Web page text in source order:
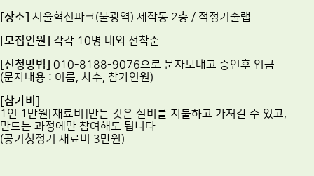
[장소] 서울혁신파크(불광역) 제작동 2층 / 적정기술랩
[모집인원] 각각 10명 내외 선착순
[신청방법] 010-8188-9076으로 문자보내고 승인후 입금
(문자내용 : 이름, 차수, 참가인원)
[참가비]
1인 1만원[재료비]만든 것은 실비를 지불하고 가져갈 수 있고,
만드는 과정에만 참여해도 됩니다.
(공기청정기 재료비 3만원)